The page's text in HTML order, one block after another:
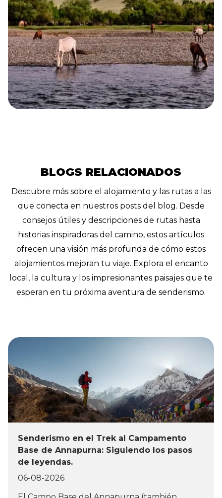
BLOGS RELACIONADOS
Descubre más sobre el alojamiento y las rutas a las
que conecta en nuestros posts del blog. Desde
consejos útiles y descripciones de rutas hasta
historias inspiradoras del camino, estos artículos
ofrecen una visión más profunda de cómo estos
alojamientos mejoran tu viaje. Explora el encanto
local, la cultura y los impresionantes paisajes que te
esperan en tu próxima aventura de senderismo.
Senderismo en el Trek al Campamento
Base de Annapurna: Siguiendo los pasos
de leyendas.
06-08-2026